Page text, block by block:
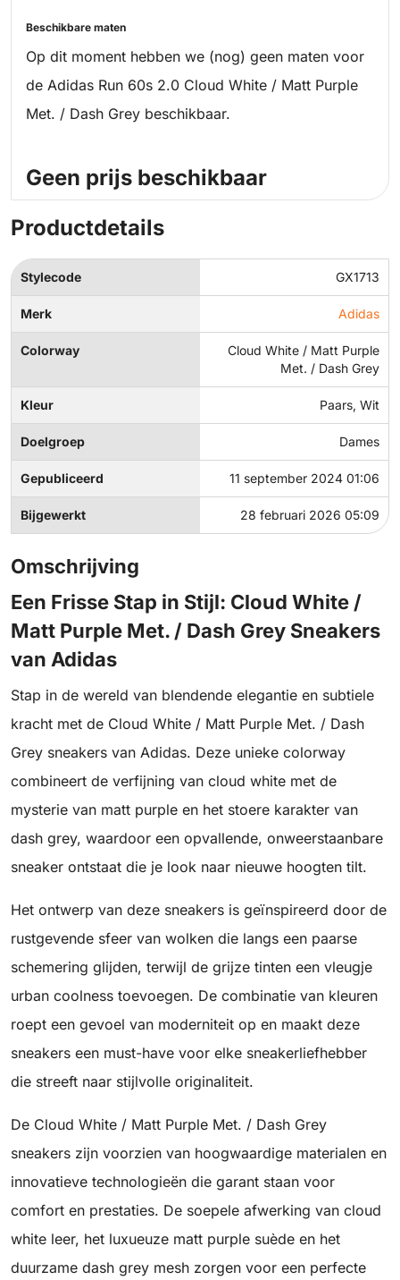
Beschikbare maten
Op dit moment hebben we (nog) geen maten voor
de Adidas Run 60s 2.0 Cloud White / Matt Purple
Met. / Dash Grey beschikbaar.
Geen prijs beschikbaar
Productdetails
Stylecode GX1713
Merk Adidas
Colorway
Cloud White / Matt Purple
Met. / Dash Grey
Kleur Paars, Wit
Doelgroep Dames
Gepubliceerd 11 september 2024 01:06
Bijgewerkt 28 februari 2026 05:09
Omschrijving
Een Frisse Stap in Stijl: Cloud White /
Matt Purple Met. / Dash Grey Sneakers
van Adidas
Stap in de wereld van blendende elegantie en subtiele
kracht met de Cloud White / Matt Purple Met. / Dash
Grey sneakers van Adidas. Deze unieke colorway
combineert de verfijning van cloud white met de
mysterie van matt purple en het stoere karakter van
dash grey, waardoor een opvallende, onweerstaanbare
sneaker ontstaat die je look naar nieuwe hoogten tilt.
Het ontwerp van deze sneakers is geïnspireerd door de
rustgevende sfeer van wolken die langs een paarse
schemering glijden, terwijl de grijze tinten een vleugje
urban coolness toevoegen. De combinatie van kleuren
roept een gevoel van moderniteit op en maakt deze
sneakers een must-have voor elke sneakerliefhebber
die streeft naar stijlvolle originaliteit.
De Cloud White / Matt Purple Met. / Dash Grey
sneakers zijn voorzien van hoogwaardige materialen en
innovatieve technologieën die garant staan voor
comfort en prestaties. De soepele afwerking van cloud
white leer, het luxueuze matt purple suède en het
duurzame dash grey mesh zorgen voor een perfecte